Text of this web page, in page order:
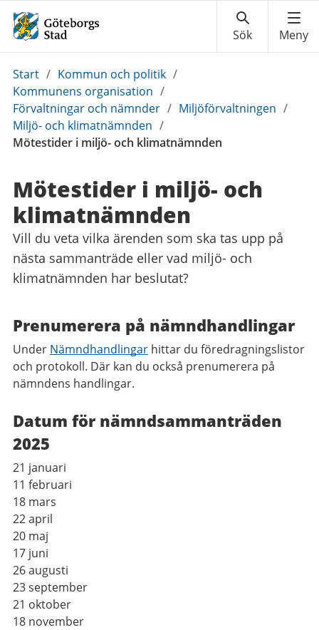
Du
är
här:
Start / Kommun och politik /
Kommunens organisation /
Förvaltningar och nämnder / Miljöförvaltningen /
Miljö- och klimatnämnden /
Mötestider i miljö- och klimatnämnden
Mötestider i miljö- och
klimatnämnden
Vill du veta vilka ärenden som ska tas upp på
nästa sammanträde eller vad miljö- och
klimatnämnden har beslutat?
Prenumerera på nämndhandlingar
Under Nämndhandlingar hittar du föredragningslistor
och protokoll. Där kan du också prenumerera på
nämndens handlingar.
Datum för nämndsammanträden
2025
21 januari
11 februari
18 mars
22 april
20 maj
17 juni
26 augusti
23 september
21 oktober
18 november